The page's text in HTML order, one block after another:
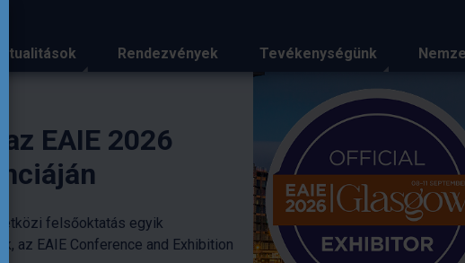
Aktualitások Rendezvények Tevékenységünk
kiemelt hírei
Szakmai
gondolkodás
Nyári Egyetem
Az országos szakmai találkozó